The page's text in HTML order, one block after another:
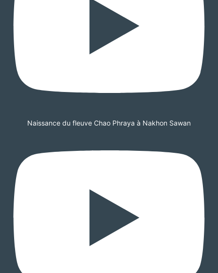
Naissance du fleuve Chao Phraya à Nakhon Sawan